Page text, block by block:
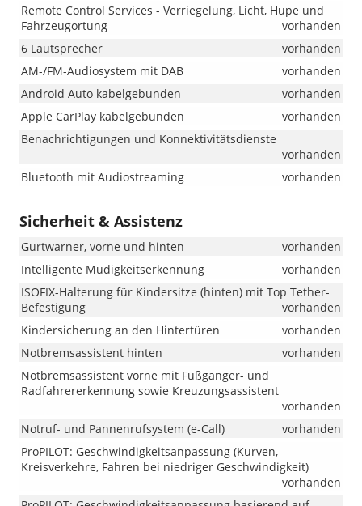
Remote Control Services - Verriegelung, Licht, Hupe und
Fahrzeugortung
vorhanden
6 Lautsprecher
vorhanden
AM-/FM-Audiosystem mit DAB
vorhanden
Android Auto kabelgebunden
vorhanden
Apple CarPlay kabelgebunden
vorhanden
Benachrichtigungen und Konnektivitätsdienste
vorhanden
Bluetooth mit Audiostreaming
vorhanden
Sicherheit & Assistenz
Gurtwarner, vorne und hinten
vorhanden
Intelligente Müdigkeitserkennung
vorhanden
ISOFIX-Halterung für Kindersitze (hinten) mit Top Tether-
Befestigung
vorhanden
Kindersicherung an den Hintertüren
vorhanden
Notbremsassistent hinten
vorhanden
Notbremsassistent vorne mit Fußgänger- und
Radfahrererkennung sowie Kreuzungsassistent
vorhanden
Notruf- und Pannenrufsystem (e-Call)
vorhanden
ProPILOT: Geschwindigkeitsanpassung (Kurven,
Kreisverkehre, Fahren bei niedriger Geschwindigkeit)
vorhanden